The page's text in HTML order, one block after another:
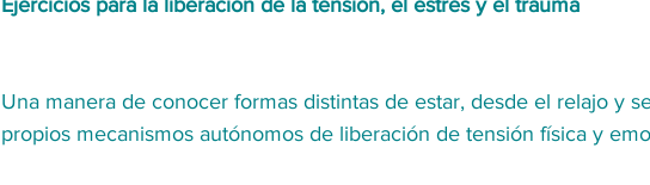
Ejercicios para la liberación de la tensión, el estrés y el trauma
Una manera de conocer formas distintas de estar, desde el relajo y
propios mecanismos autónomos de liberación de tensión física y